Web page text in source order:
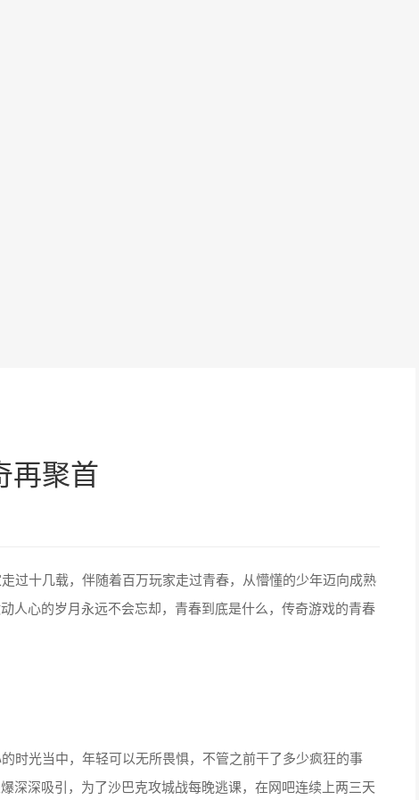
再聚首
过十几载，伴随着百万玩家走过青春，从懵懂的少年迈向成熟
人心的岁月永远不会忘却，青春到底是什么，传奇游戏的青春
时光当中，年轻可以无所畏惧，不管之前干了多少疯狂的事
深深吸引，为了沙巴克攻城战每晚逃课，在网吧连续上两三天